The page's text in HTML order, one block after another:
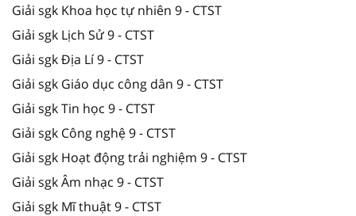
Giải sgk Khoa học tự nhiên 9 - CTST
Giải sgk Lịch Sử 9 - CTST
Giải sgk Địa Lí 9 - CTST
Giải sgk Giáo dục công dân 9 - CTST
Giải sgk Tin học 9 - CTST
Giải sgk Công nghệ 9 - CTST
Giải sgk Hoạt động trải nghiệm 9 - CTST
Giải sgk Âm nhạc 9 - CTST
Giải sgk Mĩ thuật 9 - CTST